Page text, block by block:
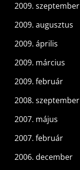
2009. szeptember
2009. augusztus
2009. április
2009. március
2009. február
2008. szeptember
2007. május
2007. február
2006. december